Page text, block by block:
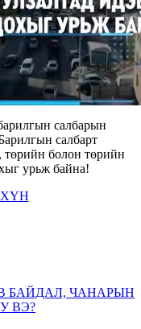
салбарын
салбарт
төрийн болон төрийн
урьж байна!
ХҮН
БАЙДАЛ, ЧАНАРЫН
ВЭ?